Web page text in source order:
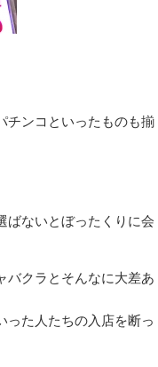
チンコといったものも揃
ばないとぼったくりに会
バクラとそんなに大差あ
った人たちの入店を断っ